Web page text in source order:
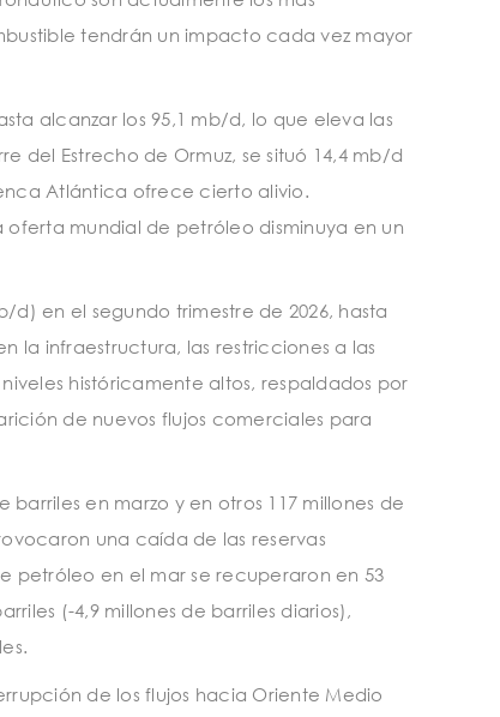
tendrán un impacto cada vez mayor
alcanzar los 95,1 mb/d, lo que eleva las
del Estrecho de Ormuz, se situó 14,4 mb/d
Atlántica ofrece cierto alivio.
mundial de petróleo disminuya en un
en el segundo trimestre de 2026, hasta
la infraestructura, las restricciones a las
históricamente altos, respaldados por
de nuevos flujos comerciales para
en marzo y en otros 117 millones de
una caída de las reservas
petróleo en el mar se recuperaron en 53
(-4,9 millones de barriles diarios),
de los flujos hacia Oriente Medio